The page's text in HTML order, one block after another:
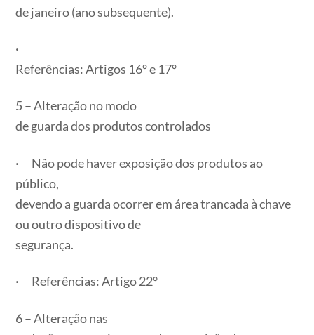
de janeiro (ano subsequente).
·
Referências: Artigos 16° e 17°
5 – Alteração no modo
de guarda dos produtos controlados
· Não pode haver exposição dos produtos ao
público,
devendo a guarda ocorrer em área trancada à chave
ou outro dispositivo de
segurança.
· Referências: Artigo 22°
6 – Alteração nas